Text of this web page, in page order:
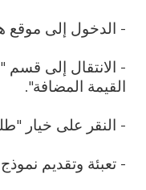
- الدخول إلى موقع
- الانتقال إلى قسم
القيمة المضافة".
- النقر على خيار
- تعبئة وتقديم